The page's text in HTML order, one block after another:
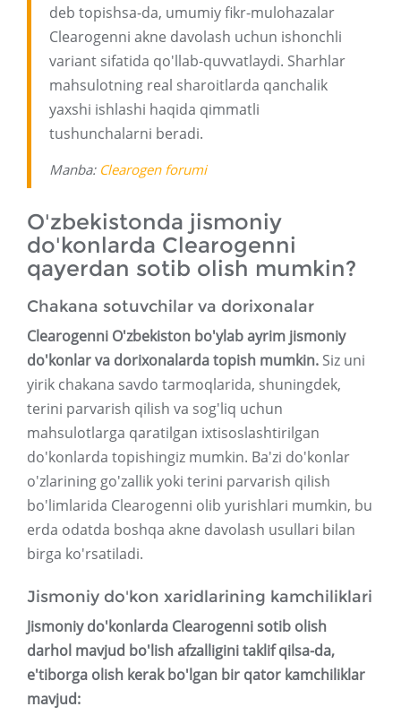
deb topishsa-da, umumiy fikr-mulohazalar
Clearogenni akne davolash uchun ishonchli
variant sifatida qo'llab-quvvatlaydi. Sharhlar
mahsulotning real sharoitlarda qanchalik
yaxshi ishlashi haqida qimmatli
tushunchalarni beradi.
Manba: Clearogen forumi
O'zbekistonda jismoniy
do'konlarda Clearogenni
qayerdan sotib olish mumkin?
Chakana sotuvchilar va dorixonalar
Clearogenni O'zbekiston bo'ylab ayrim jismoniy
do'konlar va dorixonalarda topish mumkin. Siz uni
yirik chakana savdo tarmoqlarida, shuningdek,
terini parvarish qilish va sog'liq uchun
mahsulotlarga qaratilgan ixtisoslashtirilgan
do'konlarda topishingiz mumkin. Ba'zi do'konlar
o'zlarining go'zallik yoki terini parvarish qilish
bo'limlarida Clearogenni olib yurishlari mumkin, bu
erda odatda boshqa akne davolash usullari bilan
birga ko'rsatiladi.
Jismoniy do'kon xaridlarining kamchiliklari
Jismoniy do'konlarda Clearogenni sotib olish
darhol mavjud bo'lish afzalligini taklif qilsa-da,
e'tiborga olish kerak bo'lgan bir qator kamchiliklar
mavjud: